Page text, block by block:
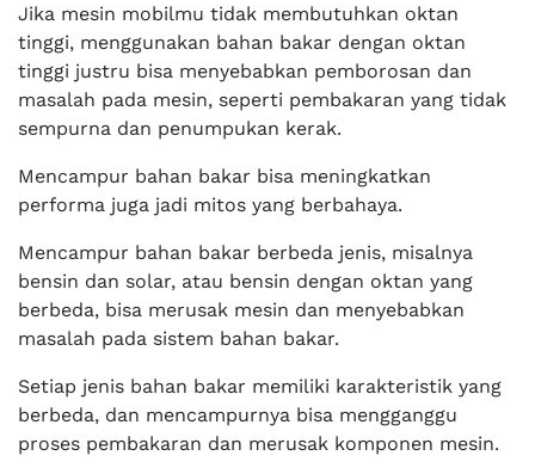
Jika mesin mobilmu tidak membutuhkan oktan
tinggi, menggunakan bahan bakar dengan oktan
tinggi justru bisa menyebabkan pemborosan dan
masalah pada mesin, seperti pembakaran yang tidak
sempurna dan penumpukan kerak.
Mencampur bahan bakar bisa meningkatkan
performa juga jadi mitos yang berbahaya.
Mencampur bahan bakar berbeda jenis, misalnya
bensin dan solar, atau bensin dengan oktan yang
berbeda, bisa merusak mesin dan menyebabkan
masalah pada sistem bahan bakar.
Setiap jenis bahan bakar memiliki karakteristik yang
berbeda, dan mencampurnya bisa mengganggu
proses pembakaran dan merusak komponen mesin.